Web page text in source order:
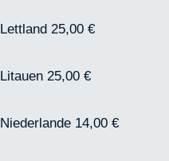
Lettland 25,00 €
Litauen 25,00 €
Niederlande 14,00 €